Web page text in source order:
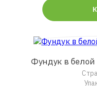
Фундук в